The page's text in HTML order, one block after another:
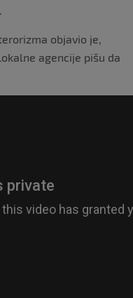
objavio je,
agencije pišu da